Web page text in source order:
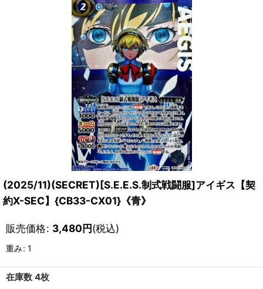
(2025/11)(SECRET)[S.E.E.S.制式戦闘服]アイギス【契
約X-SEC】{CB33-CX01}《青》
販売価格: 3,480円(税込)
重み: 1
在庫数 4枚